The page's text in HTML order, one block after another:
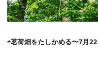
◉茗荷畑をたしかめる〜7月22